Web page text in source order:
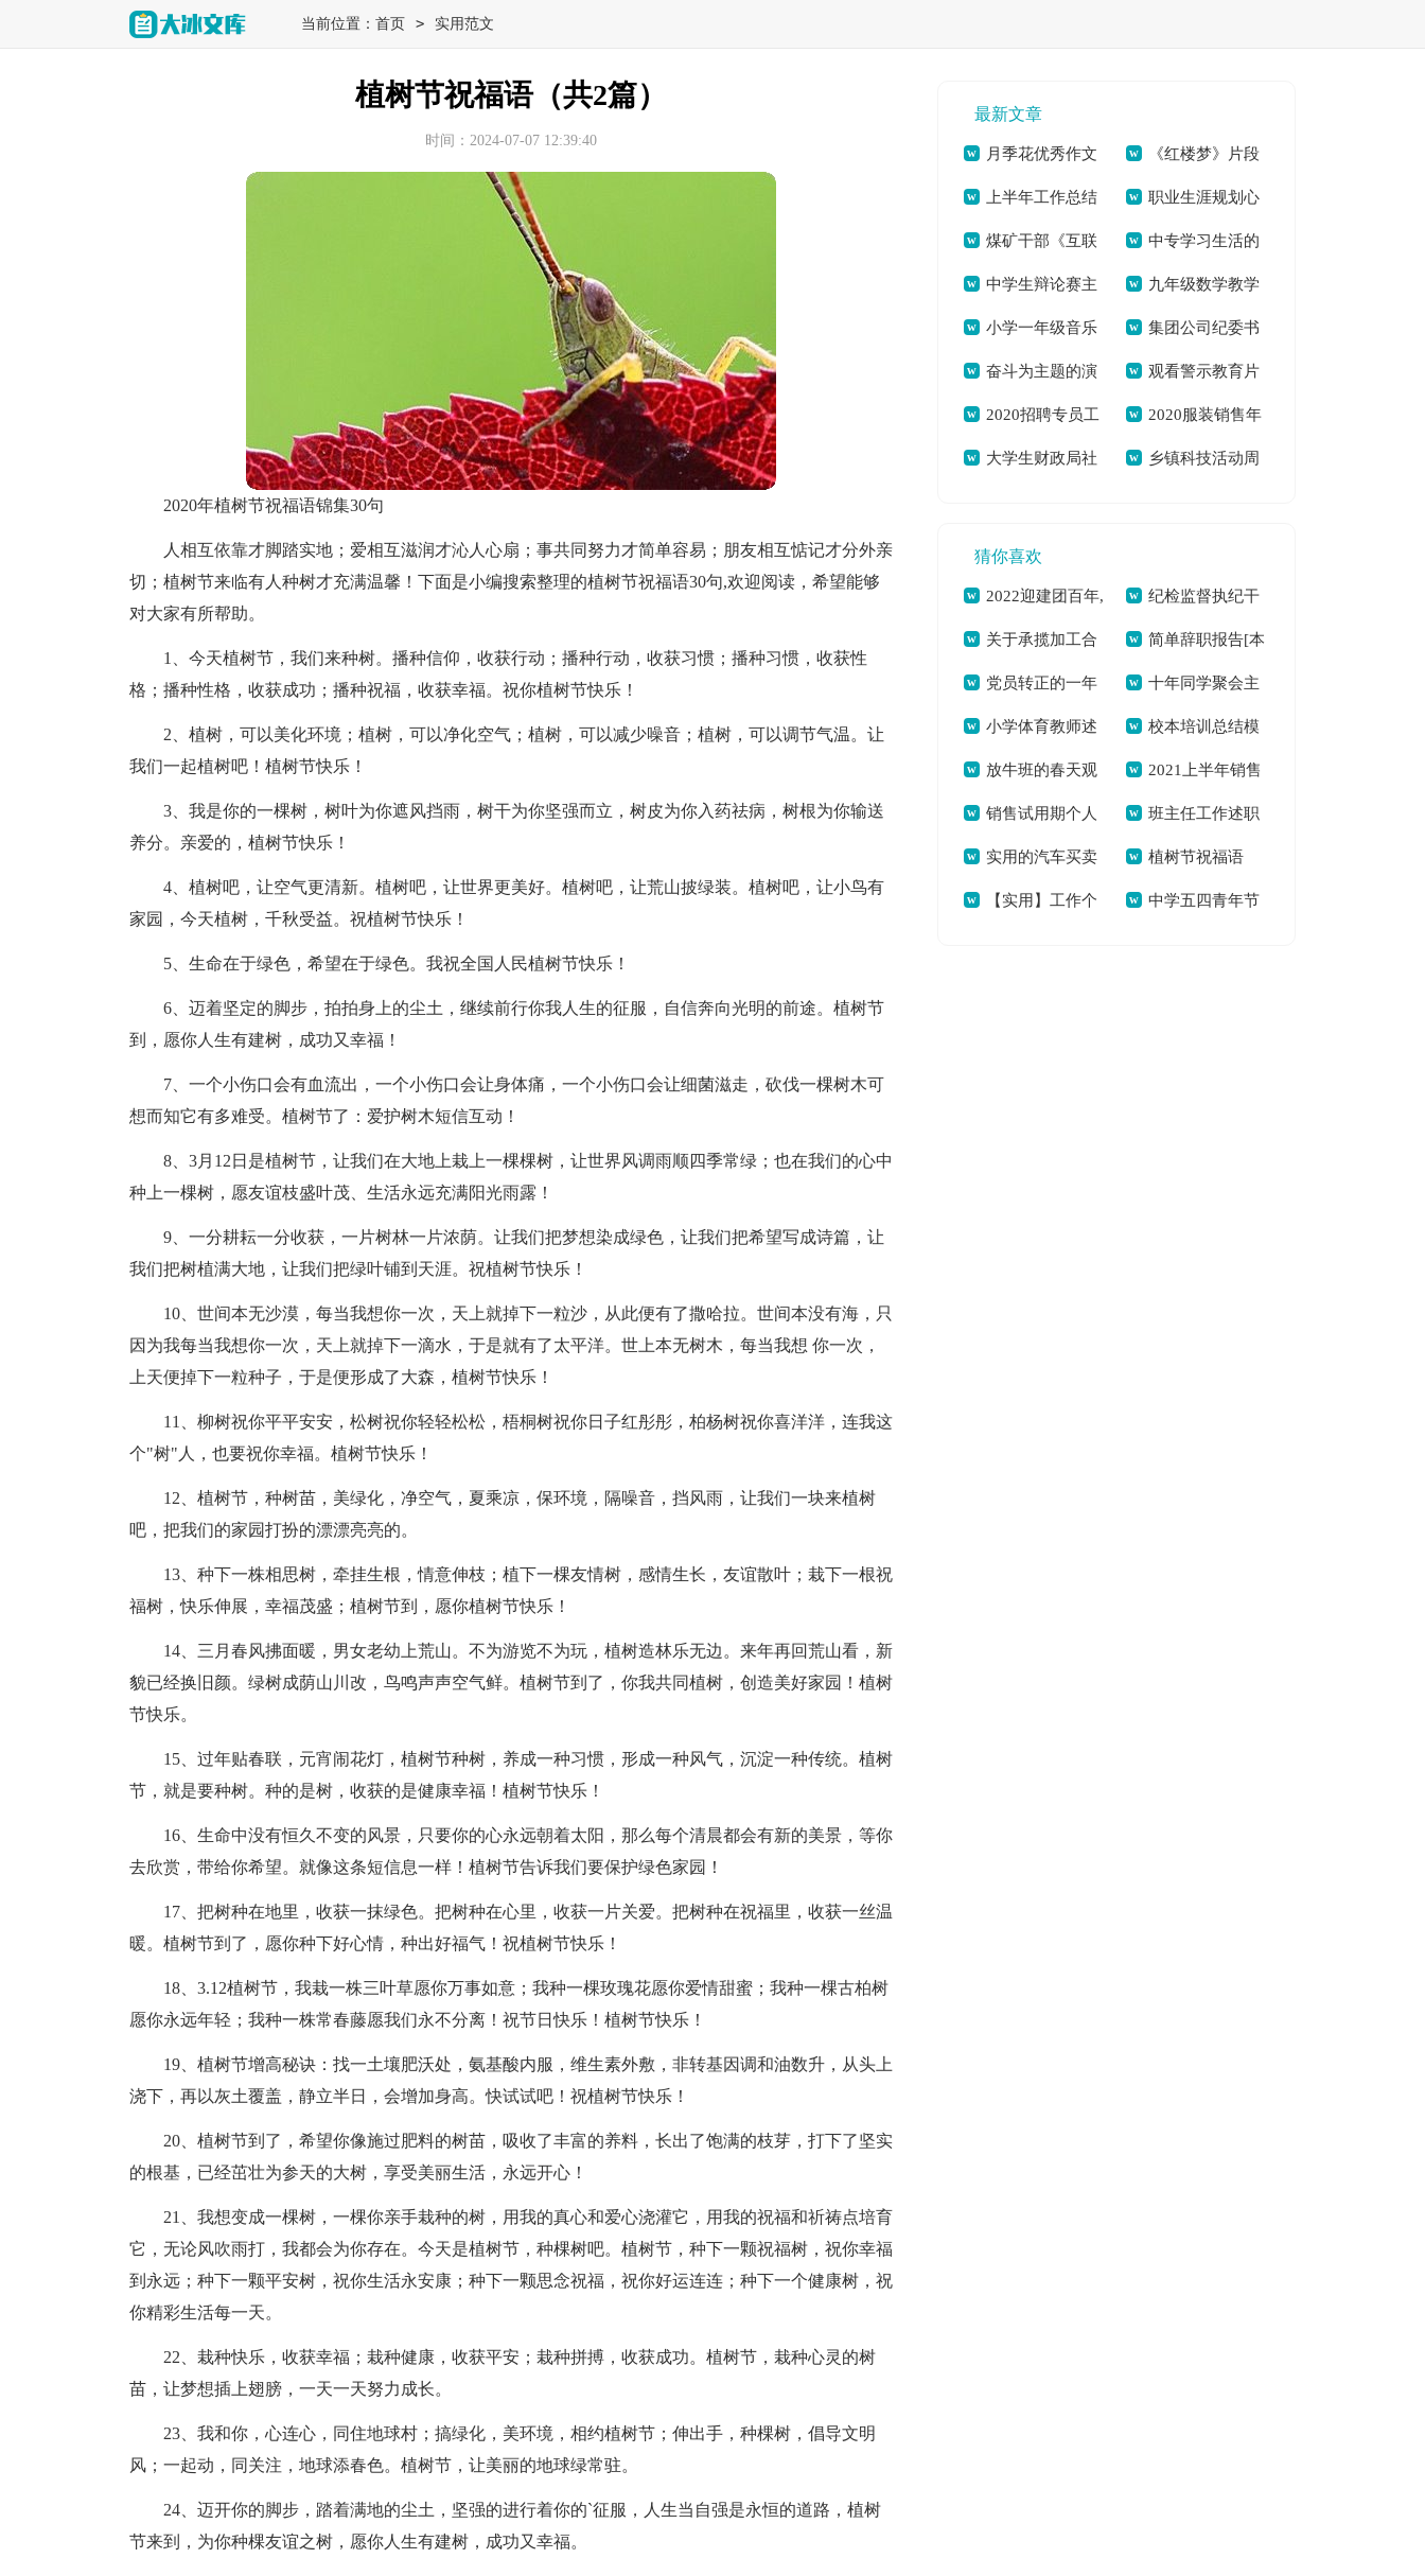
当前位置： 首页 > 实用范文
植树节祝福语（共2篇）
时间：2024-07-07 12:39:40
2020年植树节祝福语锦集30句
人相互依靠才脚踏实地；爱相互滋润才沁人心扇；事共同努力才简单容易；朋友相互惦记才分外亲
切；植树节来临有人种树才充满温馨！下面是小编搜索整理的植树节祝福语30句,欢迎阅读，希望能够
对大家有所帮助。
1、今天植树节，我们来种树。播种信仰，收获行动；播种行动，收获习惯；播种习惯，收获性
格；播种性格，收获成功；播种祝福，收获幸福。祝你植树节快乐！
2、植树，可以美化环境；植树，可以净化空气；植树，可以减少噪音；植树，可以调节气温。让
我们一起植树吧！植树节快乐！
3、我是你的一棵树，树叶为你遮风挡雨，树干为你坚强而立，树皮为你入药祛病，树根为你输送
养分。亲爱的，植树节快乐！
4、植树吧，让空气更清新。植树吧，让世界更美好。植树吧，让荒山披绿装。植树吧，让小鸟有
家园，今天植树，千秋受益。祝植树节快乐！
5、生命在于绿色，希望在于绿色。我祝全国人民植树节快乐！
6、迈着坚定的脚步，拍拍身上的尘土，继续前行你我人生的征服，自信奔向光明的前途。植树节
到，愿你人生有建树，成功又幸福！
7、一个小伤口会有血流出，一个小伤口会让身体痛，一个小伤口会让细菌滋走，砍伐一棵树木可
想而知它有多难受。植树节了：爱护树木短信互动！
8、3月12日是植树节，让我们在大地上栽上一棵棵树，让世界风调雨顺四季常绿；也在我们的心中
种上一棵树，愿友谊枝盛叶茂、生活永远充满阳光雨露！
9、一分耕耘一分收获，一片树林一片浓荫。让我们把梦想染成绿色，让我们把希望写成诗篇，让
我们把树植满大地，让我们把绿叶铺到天涯。祝植树节快乐！
10、世间本无沙漠，每当我想你一次，天上就掉下一粒沙，从此便有了撒哈拉。世间本没有海，只
因为我每当我想你一次，天上就掉下一滴水，于是就有了太平洋。世上本无树木，每当我想 你一次，
上天便掉下一粒种子，于是便形成了大森，植树节快乐！
11、柳树祝你平平安安，松树祝你轻轻松松，梧桐树祝你日子红彤彤，柏杨树祝你喜洋洋，连我这
个"树"人，也要祝你幸福。植树节快乐！
12、植树节，种树苗，美绿化，净空气，夏乘凉，保环境，隔噪音，挡风雨，让我们一块来植树
吧，把我们的家园打扮的漂漂亮亮的。
13、种下一株相思树，牵挂生根，情意伸枝；植下一棵友情树，感情生长，友谊散叶；栽下一根祝
福树，快乐伸展，幸福茂盛；植树节到，愿你植树节快乐！
14、三月春风拂面暖，男女老幼上荒山。不为游览不为玩，植树造林乐无边。来年再回荒山看，新
貌已经换旧颜。绿树成荫山川改，鸟鸣声声空气鲜。植树节到了，你我共同植树，创造美好家园！植树
节快乐。
15、过年贴春联，元宵闹花灯，植树节种树，养成一种习惯，形成一种风气，沉淀一种传统。植树
节，就是要种树。种的是树，收获的是健康幸福！植树节快乐！
16、生命中没有恒久不变的风景，只要你的心永远朝着太阳，那么每个清晨都会有新的美景，等你
去欣赏，带给你希望。就像这条短信息一样！植树节告诉我们要保护绿色家园！
17、把树种在地里，收获一抹绿色。把树种在心里，收获一片关爱。把树种在祝福里，收获一丝温
暖。植树节到了，愿你种下好心情，种出好福气！祝植树节快乐！
18、3.12植树节，我栽一株三叶草愿你万事如意；我种一棵玫瑰花愿你爱情甜蜜；我种一棵古柏树
愿你永远年轻；我种一株常春藤愿我们永不分离！祝节日快乐！植树节快乐！
19、植树节增高秘诀：找一土壤肥沃处，氨基酸内服，维生素外敷，非转基因调和油数升，从头上
浇下，再以灰土覆盖，静立半日，会增加身高。快试试吧！祝植树节快乐！
20、植树节到了，希望你像施过肥料的树苗，吸收了丰富的养料，长出了饱满的枝芽，打下了坚实
的根基，已经茁壮为参天的大树，享受美丽生活，永远开心！
21、我想变成一棵树，一棵你亲手栽种的树，用我的真心和爱心浇灌它，用我的祝福和祈祷点培育
它，无论风吹雨打，我都会为你存在。今天是植树节，种棵树吧。植树节，种下一颗祝福树，祝你幸福
到永远；种下一颗平安树，祝你生活永安康；种下一颗思念祝福，祝你好运连连；种下一个健康树，祝
你精彩生活每一天。
22、栽种快乐，收获幸福；栽种健康，收获平安；栽种拼搏，收获成功。植树节，栽种心灵的树
苗，让梦想插上翅膀，一天一天努力成长。
23、我和你，心连心，同住地球村；搞绿化，美环境，相约植树节；伸出手，种棵树，倡导文明
风；一起动，同关注，地球添春色。植树节，让美丽的地球绿常驻。
24、迈开你的脚步，踏着满地的尘土，坚强的进行着你的`征服，人生当自强是永恒的道路，植树
节来到，为你种棵友谊之树，愿你人生有建树，成功又幸福。
最新文章
月季花优秀作文
（推荐3篇）[本文共
1537字]
《红楼梦》片段
读后感启迪怎么写
[本文共3615字]
上半年工作总结
致辞[本文共10786
字]
职业生涯规划心
得体会2021年[本文
共10262字]
煤矿干部《互联
网+》、《全员创
客》培训班心得体会
[本文共1356字]
中专学习生活的
自我鉴定[本文共
2513字]
中学生辩论赛主
持词[本文共6862字]
九年级数学教学
计划（含4篇）[本文
共4514字]
小学一年级音乐
教学计划合集多篇
[本文共4464字]
集团公司纪委书
记履行岗位职责及自
身建设情况报告[本
文共1379字]
奋斗为主题的演
讲（多篇）[本文共
7447字]
观看警示教育片
心得体会[本文共574
字]
2020招聘专员工
作总结[本文共7683
2020服装销售年
度工作总结范本[本
大学生财政局社
10473字]
乡镇科技活动周
猜你喜欢
2022迎建团百年,
谱青春华章心得体会
[本文共5927字]
纪检监督执纪干
部工作心得演讲稿
[本文共1277字]
关于承揽加工合
同(15篇)[本文共
19404字]
简单辞职报告[本
文共3294字]
党员转正的一年
社会工作总结[本文
共3338字]
十年同学聚会主
持稿开场[本文共
4260字]
小学体育教师述
职报告集合15篇[本
文共20294字]
校本培训总结模
板汇编10篇[本文共
17864字]
放牛班的春天观
后感多篇600字[本文
共3598字]
2021上半年销售
个人工作总结[本文
共12992字]
销售试用期个人
工作总结汇编15篇
[本文共15738字]
班主任工作述职
报告汇编15篇[本文
共22905字]
实用的汽车买卖
合同汇编六篇[本文
植树节祝福语
（共2篇）[本文共
【实用】工作个 中学五四青年节